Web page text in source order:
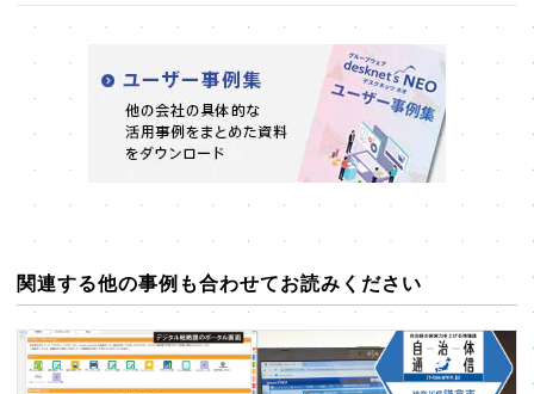
関連する他の事例も合わせてお読みください